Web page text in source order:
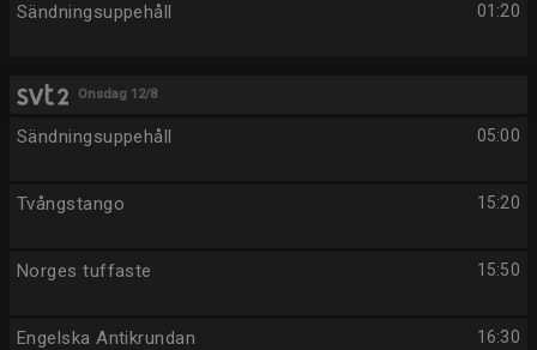
01:20
Sändningsuppehåll
Onsdag 12/8
05:00
Sändningsuppehåll
15:20
Tvångstango
15:50
Norges tuffaste
16:30
Engelska Antikrundan